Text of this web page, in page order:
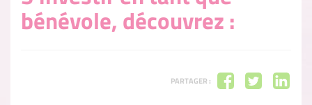
bénévole, découvrez :
PARTAGER :